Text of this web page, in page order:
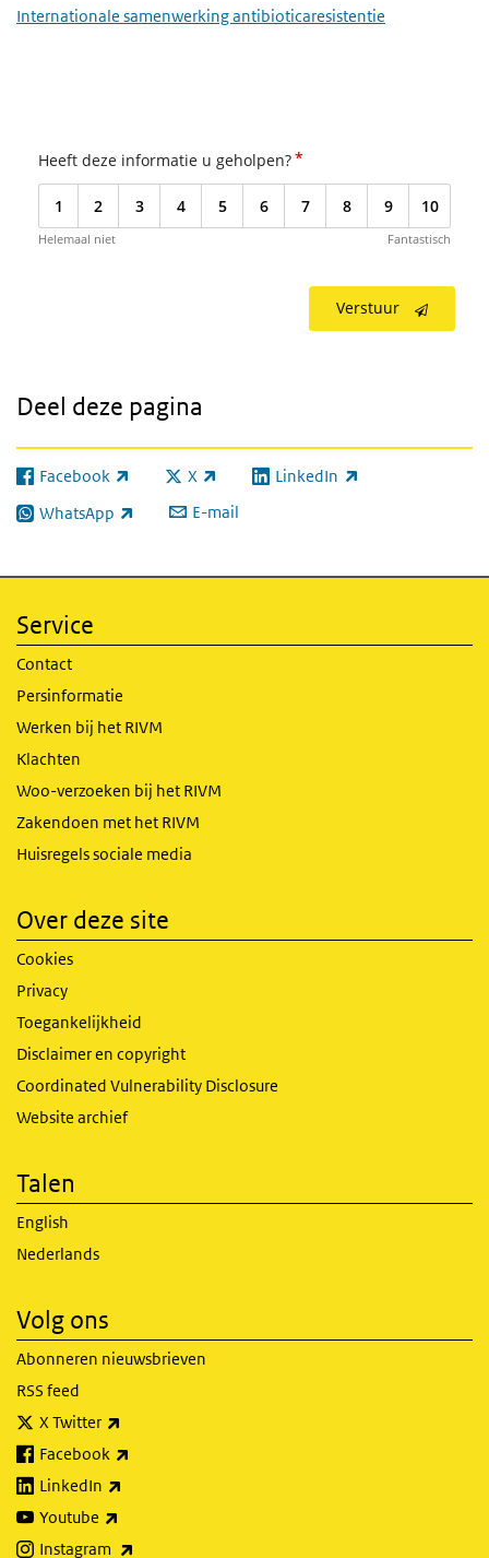
Internationale samenwerking antibioticaresistentie
Heeft deze informatie u geholpen?*
1 2 3 4 5 6 7 8 9 10
Helemaal niet Fantastisch
Verstuur
Deel deze pagina
Facebook
(externe link) X
(externe link) LinkedIn
(externe link)
WhatsApp
(externe link) E-mail
Service
Contact
Persinformatie
Werken bij het RIVM
Klachten
Woo-verzoeken bij het RIVM
Zakendoen met het RIVM
Huisregels sociale media
Over deze site
Cookies
Privacy
Toegankelijkheid
Disclaimer en copyright
Coordinated Vulnerability Disclosure
Website archief
Talen
English
Nederlands
Volg ons
Abonneren nieuwsbrieven
RSS feed
X Twitter
Facebook
LinkedIn
Youtube
Instagram